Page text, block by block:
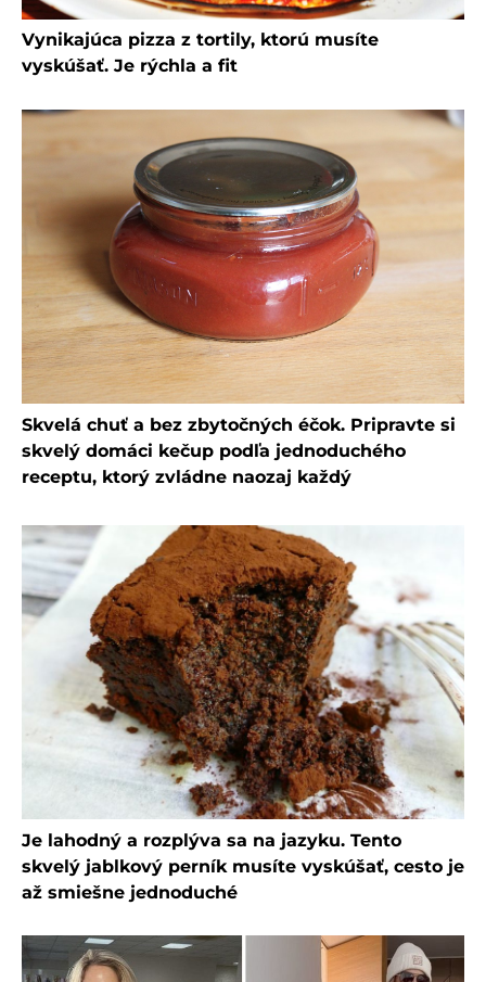
Vynikajúca pizza z tortily, ktorú musíte
vyskúšať. Je rýchla a fit
Skvelá chuť a bez zbytočných éčok. Pripravte si
skvelý domáci kečup podľa jednoduchého
receptu, ktorý zvládne naozaj každý
Je lahodný a rozplýva sa na jazyku. Tento
skvelý jablkový perník musíte vyskúšať, cesto je
až smiešne jednoduché